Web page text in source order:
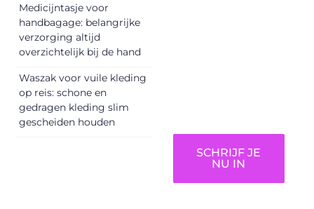
Medicijntasje voor
handbagage: belangrijke
verzorging altijd
overzichtelijk bij de hand
Waszak voor vuile kleding
op reis: schone en
gedragen kleding slim
gescheiden houden
SCHRIJF JE
NU IN